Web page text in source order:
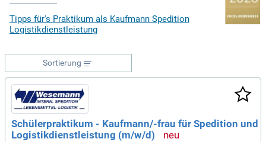
Tipps für's Praktikum als Kaufmann Spedition
Logistikdienstleistung
Sortierung
Schülerpraktikum - Kaufmann/-frau für Spedition und
Logistikdienstleistung (m/w/d)